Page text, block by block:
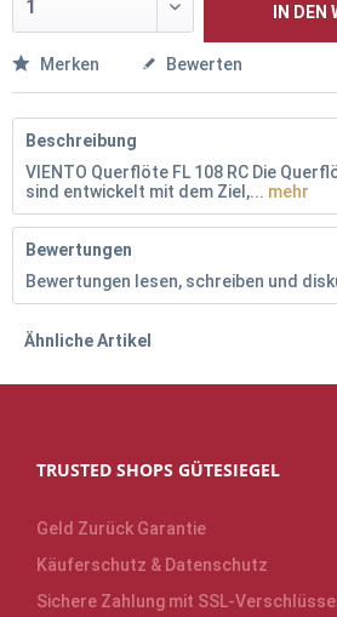
IN DEN
Merken Bewerten
Beschreibung
VIENTO Querflöte FL 108 RC Die
sind entwickelt mit dem Ziel,... mehr
Bewertungen
Bewertungen lesen, schreiben und
Ähnliche Artikel
TRUSTED SHOPS GÜTESIEGEL
Geld Zurück Garantie
Käuferschutz & Datenschutz
Sichere Zahlung mit SSL-